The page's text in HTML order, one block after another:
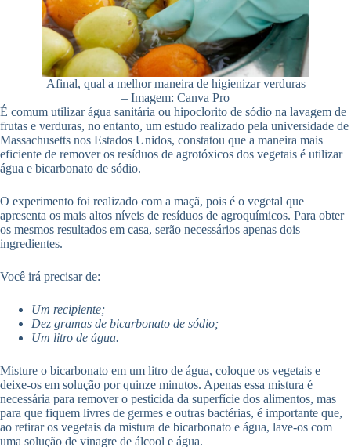
Afinal, qual a melhor maneira de higienizar verduras
– Imagem: Canva Pro
É comum utilizar água sanitária ou hipoclorito de sódio na lavagem de
frutas e verduras, no entanto, um estudo realizado pela universidade de
Massachusetts nos Estados Unidos, constatou que a maneira mais
eficiente de remover os resíduos de agrotóxicos dos vegetais é utilizar
água e bicarbonato de sódio.
O experimento foi realizado com a maçã, pois é o vegetal que
apresenta os mais altos níveis de resíduos de agroquímicos. Para obter
os mesmos resultados em casa, serão necessários apenas dois
ingredientes.
Você irá precisar de:
Um recipiente;
Dez gramas de bicarbonato de sódio;
Um litro de água.
Misture o bicarbonato em um litro de água, coloque os vegetais e
deixe-os em solução por quinze minutos. Apenas essa mistura é
necessária para remover o pesticida da superfície dos alimentos, mas
para que fiquem livres de germes e outras bactérias, é importante que,
ao retirar os vegetais da mistura de bicarbonato e água, lave-os com
uma solução de vinagre de álcool e água.